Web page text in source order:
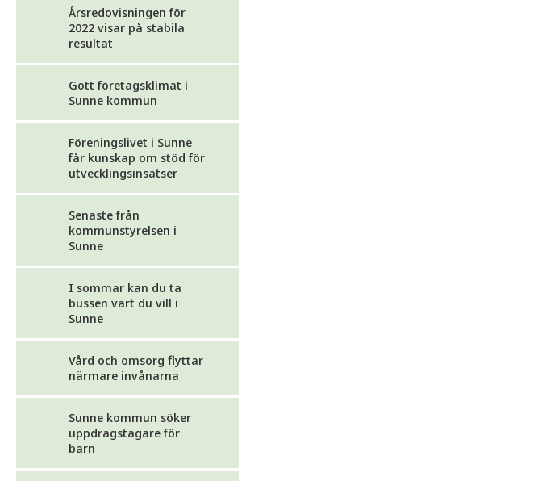
Årsredovisningen för
2022 visar på stabila
resultat
Gott företagsklimat i
Sunne kommun
Föreningslivet i Sunne
får kunskap om stöd för
utvecklingsinsatser
Senaste från
kommunstyrelsen i
Sunne
I sommar kan du ta
bussen vart du vill i
Sunne
Vård och omsorg flyttar
närmare invånarna
Sunne kommun söker
uppdragstagare för
barn